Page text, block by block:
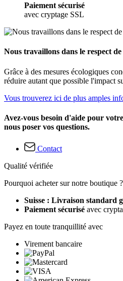
Paiement sécurisé
avec cryptage SSL
Nous travaillons dans le respect
Grâce à des mesures écologiques
réduire autant que possible l'impact
Vous trouverez ici de plus amples
Avez-vous besoin d'aide pour
nous poser vos questions.
Contact
Qualité vérifiée
Pourquoi acheter sur notre boutique ?
Suisse : Livraison standard
Paiement sécurisé avec
Payez en toute tranquillité avec
Virement bancaire